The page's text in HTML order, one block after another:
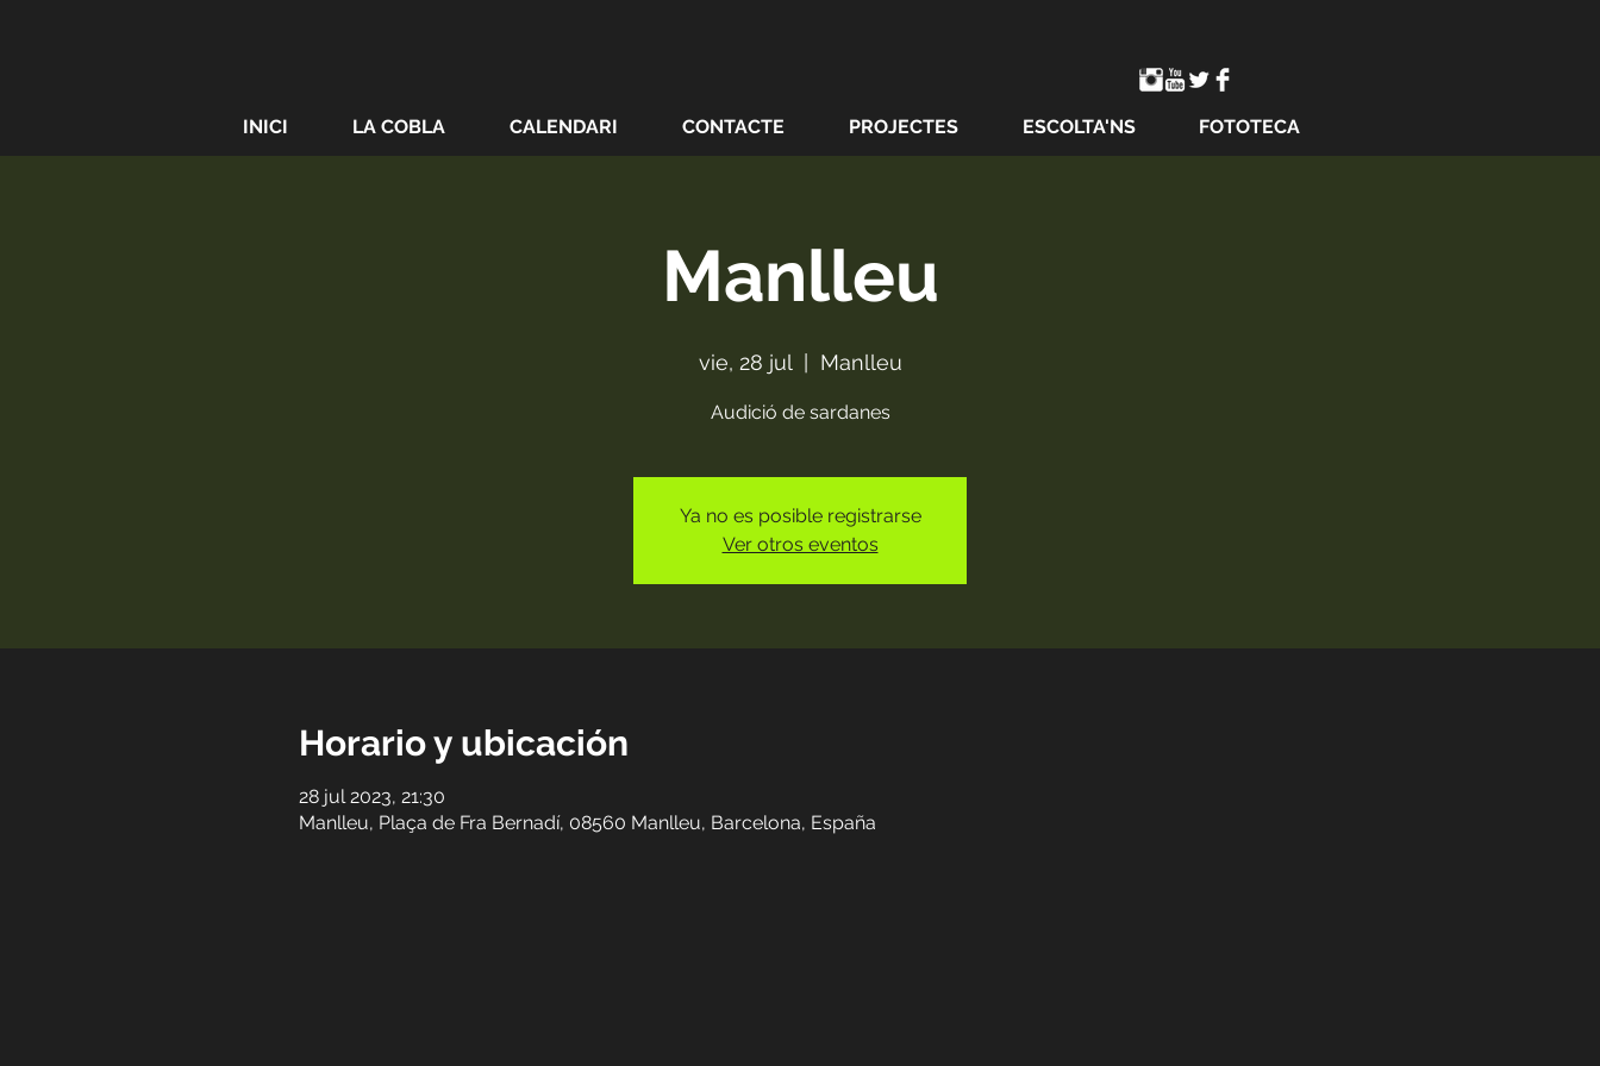
INICI LA COBLA CALENDARI CONTACTE PROJECTES ESCOLTA'NS FOTOTECA
Manlleu
vie, 28 jul Manlleu
Audició de sardanes
Ya no es posible registrarse
Ver otros eventos
Horario y ubicación
28 jul 2023, 21:30
Manlleu, Plaça de Fra Bernadí, 08560 Manlleu, Barcelona, España